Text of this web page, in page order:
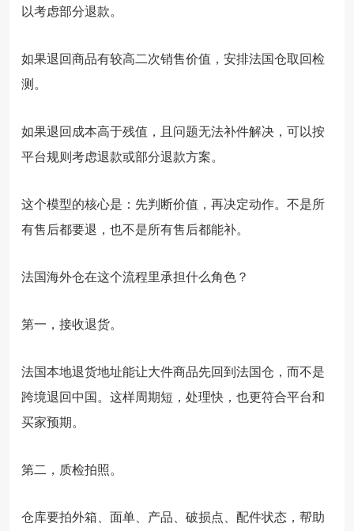
以考虑部分退款。
如果退回商品有较高二次销售价值，安排法国仓取回检
测。
如果退回成本高于残值，且问题无法补件解决，可以按
平台规则考虑退款或部分退款方案。
这个模型的核心是：先判断价值，再决定动作。不是所
有售后都要退，也不是所有售后都能补。
法国海外仓在这个流程里承担什么角色？
第一，接收退货。
法国本地退货地址能让大件商品先回到法国仓，而不是
跨境退回中国。这样周期短，处理快，也更符合平台和
买家预期。
第二，质检拍照。
仓库要拍外箱、面单、产品、破损点、配件状态，帮助